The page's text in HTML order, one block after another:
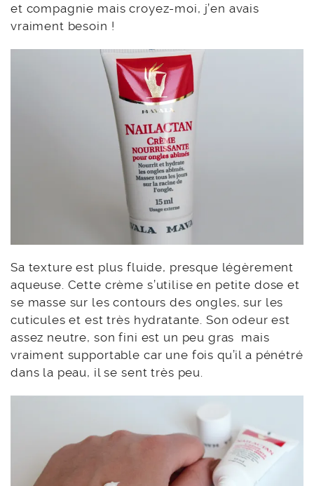
et compagnie mais croyez-moi, j’en avais
vraiment besoin !
Sa texture est plus fluide, presque légèrement
aqueuse. Cette crème s’utilise en petite dose et
se masse sur les contours des ongles, sur les
cuticules et est très hydratante. Son odeur est
assez neutre, son fini est un peu gras mais
vraiment supportable car une fois qu’il a pénétré
dans la peau, il se sent très peu.